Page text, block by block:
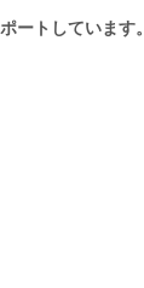
ートしています。